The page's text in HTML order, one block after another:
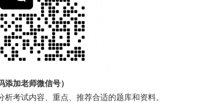
添加老师微信号）
考试内容、重点、推荐合适的题库和资料。